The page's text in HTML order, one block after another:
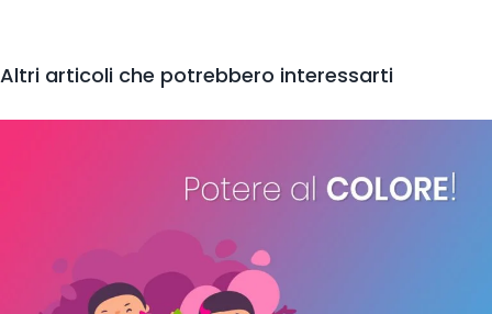
Altri articoli che potrebbero interessarti